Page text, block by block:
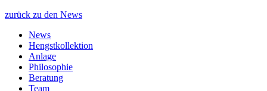
zurück zu den News
News
Hengstkollektion
Anlage
Philosophie
Beratung
Team